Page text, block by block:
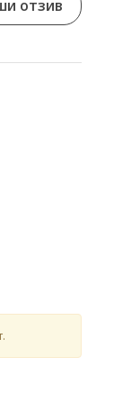
отзив